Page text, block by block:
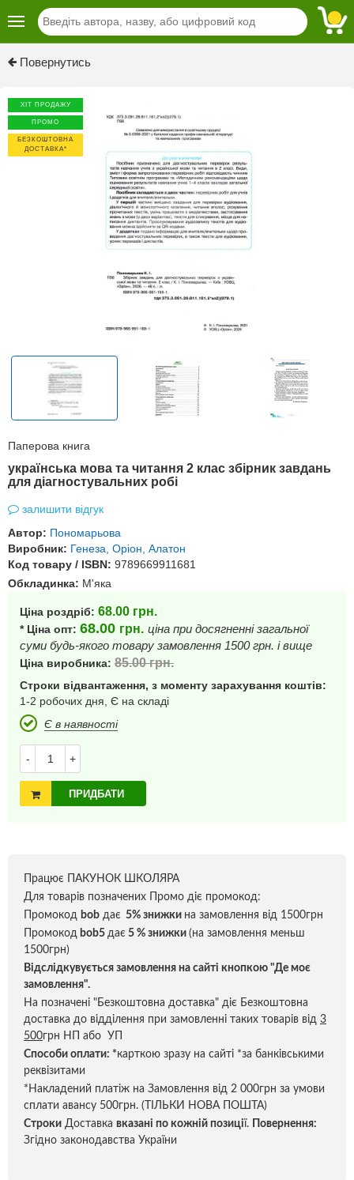
Повернутись
ХІТ ПРОДАЖУ
ПРОМО
БЕЗКОШТОВНА
ДОСТАВКА*
Паперова книга
українська мова та читання 2 клас збірник завдань
для діагностувальних робі
залишити відгук
Автор: Пономарьова
Виробник: Генеза, Оріон, Алатон
Код товару / ISBN: 9789669911681
Обкладинка: М'яка
Ціна роздріб: 68.00 грн.
* Ціна опт: 68.00 грн. ціна при досягненні загальної
суми будь-якого товару замовлення 1500 грн. і вище
Ціна виробника: 85.00грн.
Строки відвантаження, з моменту зарахування коштів:
1-2 робочих дня, Є на складі
Є в наявності
- +
ПРИДБАТИ
Працює ПАКУНОК ШКОЛЯРА
Для товарів позначених Промо діє промокод:
Промокод bob дає 5% знижки на замовлення від 1500грн
Промокод bob5 дає 5 % знижки (на замовлення меньш
1500грн)
Відслідкувується замовлення на сайті кнопкою "Де моє
замовлення".
На позначені "Безкоштовна доставка" діє Безкоштовна
доставка до відділення при замовленні таких товарів від 3
500грн НП або УП
Способи оплати: *карткою зразу на сайті *за банківськими
реквізитами
*Накладений платіж на Замовлення від 2 000грн за умови
сплати авансу 500грн. (ТІЛЬКИ НОВА ПОШТА)
Строки Доставка вказані по кожній позиції.
Повернення:
Згідно законодавства України